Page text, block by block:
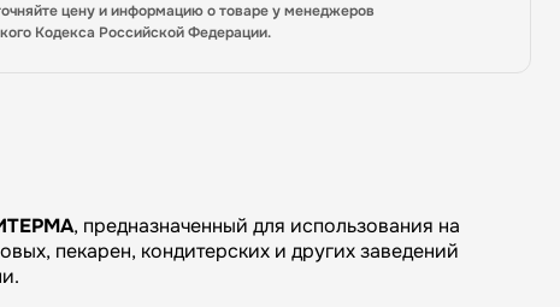
цену и информацию о товаре у менеджеров
Кодекса Российской Федерации.
, предназначенный для использования на
пекарен, кондитерских и других заведений